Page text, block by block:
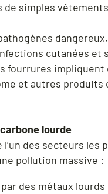
de simples
cutanées et
fourrures
et autres
lourde
des secteurs les
pollution massive :
des métaux lourds